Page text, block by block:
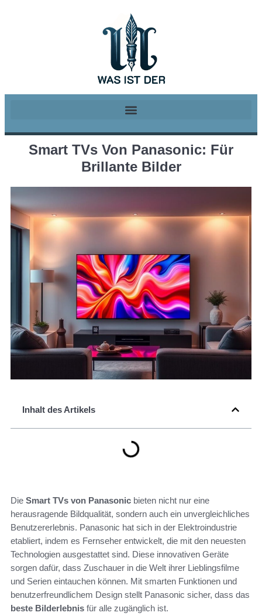
Smart TVs Von Panasonic: Für
Brillante Bilder
Inhalt des Artikels
Die Smart TVs von Panasonic bieten nicht nur eine
herausragende Bildqualität, sondern auch ein unvergleichliches
Benutzererlebnis. Panasonic hat sich in der Elektroindustrie
etabliert, indem es Fernseher entwickelt, die mit den neuesten
Technologien ausgestattet sind. Diese innovativen Geräte
sorgen dafür, dass Zuschauer in die Welt ihrer Lieblingsfilme
und Serien eintauchen können. Mit smarten Funktionen und
benutzerfreundlichem Design stellt Panasonic sicher, dass das
beste Bilderlebnis für alle zugänglich ist.